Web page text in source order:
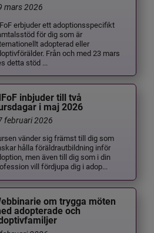
mars 2026
erbjuder ett adoptionsspecifikt
för dig som är
adopterad eller
Från och med 23 mars
detta stöd ...
inbjuder till två
i maj 2026
februari 2026
vänder sig främst till dig som
hålla föräldrautbildning inför
men även till dig som i din
vill fördjupa dig i adop...
om trygga möten
adopterade och